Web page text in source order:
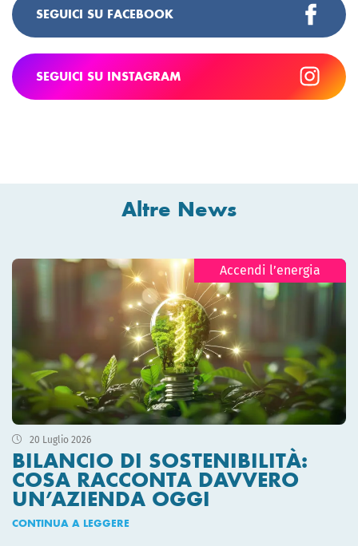
SEGUICI SU FACEBOOK
SEGUICI SU INSTAGRAM
Altre News
Accendi l’energia
20 Luglio 2026
BILANCIO DI SOSTENIBILITÀ:
COSA RACCONTA DAVVERO
UN’AZIENDA OGGI
CONTINUA A LEGGERE